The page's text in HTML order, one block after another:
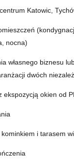
Katowic ,
nocna)
własnego biznesu
dwóch
ekspozycją okien od
i tarasem